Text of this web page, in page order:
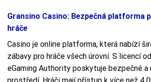
Gransino Casino: Bezpečná platforma
hráče
Casino je online platforma, která nabízí
zábavy pro hráče všech úrovní. S licencí
eGaming Authority poskytuje bezpečné a
prostředí. Hráči mají přístup k více než 4